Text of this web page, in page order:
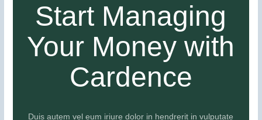
Start Managing
Your Money with
Cardence
Duis autem vel eum iriure dolor in hendrerit in vulputate